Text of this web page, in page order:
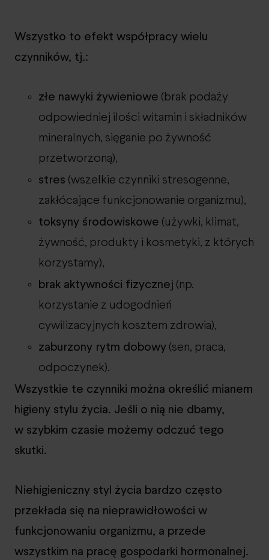
Wszystko to efekt współpracy wielu
czynników, tj.:
złe nawyki żywieniowe (brak podaży
odpowiedniej ilości witamin i składników
mineralnych, sięganie po żywność
przetworzoną),
stres (wszelkie czynniki stresogenne,
zakłócające funkcjonowanie organizmu),
toksyny środowiskowe (używki, klimat,
żywność, produkty i kosmetyki, z których
korzystamy),
brak aktywności fizycznej (np.
korzystanie z udogodnień
cywilizacyjnych kosztem zdrowia),
zaburzony rytm dobowy (sen, praca,
odpoczynek).
Wszystkie te czynniki można określić mianem
higieny stylu życia. Jeśli o nią nie dbamy,
w szybkim czasie możemy odczuć tego
skutki.
Niehigieniczny styl życia bardzo często
przekłada się na nieprawidłowości w
funkcjonowaniu organizmu, a przede
wszystkim na pracę gospodarki hormonalnej.